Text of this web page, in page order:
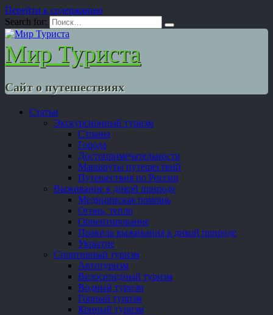
Перейти к содержанию
Search for:
Мир Туриста
Сайт о путешествиях
Статьи
Экскурсионный туризм
Страны
Города
Достопримечательности
Маршруты путешествий
Путешествия по России
Выживание в дикой природе
Медицинская помощь
Огонь, тепло
Ориентирование
Правила выживания в дикой природе
Укрытие
Спортивный туризм
Автотуризм
Велосипедный туризм
Водный туризм
Горный туризм
Конный туризм